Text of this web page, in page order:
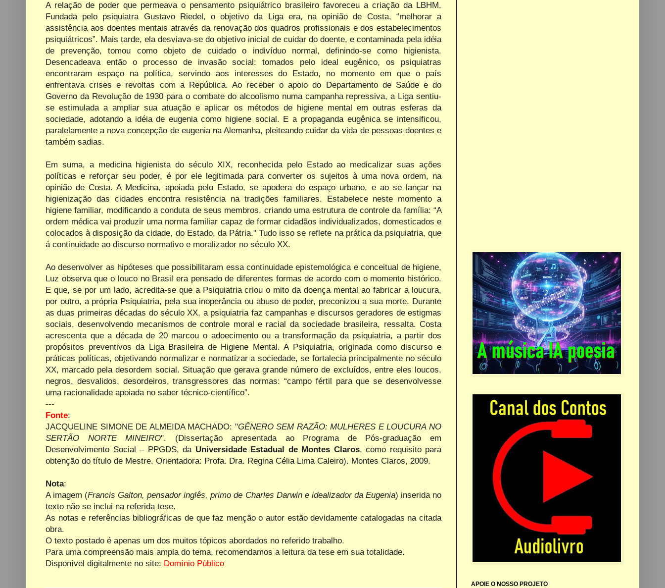
A relação de poder que permeava o pensamento psiquiátrico brasileiro favoreceu a criação da LBHM.
Fundada pelo psiquiatra Gustavo Riedel, o objetivo da Liga era, na opinião de Costa, “melhorar a
assistência aos doentes mentais através da renovação dos quadros profissionais e dos estabelecimentos
psiquiátricos”. Mais tarde, ela desviava-se do objetivo inicial de cuidar do doente, e contaminada pela idéia
de prevenção, tomou como objeto de cuidado o indivíduo normal, definindo-se como higienista.
Desencadeava então o processo de invasão social: tomados pelo ideal eugênico, os psiquiatras
encontraram espaço na política, servindo aos interesses do Estado, no momento em que o país
enfrentava crises e revoltas com a República. Ao receber o apoio do Departamento de Saúde e do
Governo da Revolução de 1930 para o combate do alcoolismo numa campanha repressiva, a Liga sentiu-
se estimulada a ampliar sua atuação e aplicar os métodos de higiene mental em outras esferas da
sociedade, adotando a idéia de eugenia como higiene social. E a propaganda eugênica se intensificou,
paralelamente a nova concepção de eugenia na Alemanha, pleiteando cuidar da vida de pessoas doentes e
também sadias.
Em suma, a medicina higienista do século XIX, reconhecida pelo Estado ao medicalizar suas ações
políticas e reforçar seu poder, é por ele legitimada para converter os sujeitos à uma nova ordem, na
opinião de Costa. A Medicina, apoiada pelo Estado, se apoderado espaço urbano, e ao se lançar na
higienização das
cidades encontra resistência na tradições familiares. Estabelece neste
momento a
higiene familiar, modificando a conduta de seus membros, criando uma estrutura de controle da família: “A
ordem médica vai produzir uma norma familiar capaz de formar cidadãos individualizados, domesticados e
colocados à disposição da cidade, do Estado, da Pátria." Tudo isso se reflete na prática da psiquiatria, que
á continuidade ao discurso normativo e moralizador no século XX.
Ao desenvolver as hipóteses que possibilitaram essa continuidade epistemológica e conceitual de higiene,
Luz observa que o louco no Brasil era pensado de diferentes formas de acordo com o momento histórico.
E que, se por um lado, acredita-se que a Psiquiatria criou o mito da doença mental ao fabricar a loucura,
por outro, a própria Psiquiatria, pela sua inoperância ou abuso de poder, preconizou a sua morte. Durante
as duas primeiras décadas do século XX, a psiquiatria faz campanhas e discursos geradores de estigmas
sociais, desenvolvendo mecanismos de controle moral e racial da sociedade brasileira, ressalta. Costa
acrescenta que a década de 20 marcou o adoecimento ou a transformação da psiquiatria, a partir dos
propósitos preventivos da Liga Brasileira de Higiene Mental. A Psiquiatria, originada como discurso e
práticas políticas, objetivando normalizar e normatizar a sociedade, se fortalecia principalmente no século
XX, marcado pela desordem social. Situação que gerava grande número de excluídos, entre eles loucos,
negros, desvalidos, desordeiros, transgressores das normas: “campo fértil para que se desenvolvesse
uma racionalidade apoiada no saber técnico-científico”.
---
Fonte:
JACQUELINE SIMONE DE ALMEIDA MACHADO: "GÊNERO SEM RAZÃO: MULHERES E LOUCURA NO
SERTÃO NORTE MINEIRO". (Dissertação apresentada ao Programa de Pós-graduaçãoem
Desenvolvimento Social – PPGDS, da Universidade Estadual de Montes Claros, como requisito para
obtenção do título de Mestre. Orientadora: Profa. Dra. Regina Célia Lima Caleiro). Montes Claros, 2009.
Nota:
A imagem (Francis Galton, pensador inglês, primo de Charles Darwin e idealizador da Eugenia) inserida no
texto não se inclui na referida tese.
As notas e referências bibliográficas de que faz menção o autor estão devidamente catalogadas na citada
obra.
O texto postado é apenas um dos muitos tópicos abordados no referido trabalho.
Para uma compreensão mais ampla do tema, recomendamos a leitura da tese em sua totalidade.
Disponível digitalmente no site: Domínio Público
APOIE O NOSSO PROJETO